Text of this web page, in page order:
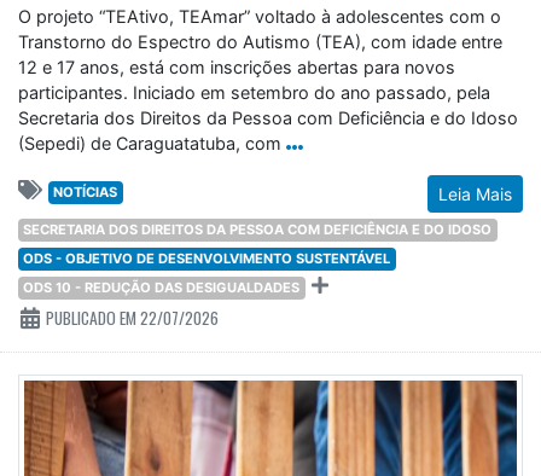
O projeto “TEAtivo, TEAmar” voltado à adolescentes com o
Transtorno do Espectro do Autismo (TEA), com idade entre
12 e 17 anos, está com inscrições abertas para novos
participantes. Iniciado em setembro do ano passado, pela
Secretaria dos Direitos da Pessoa com Deficiência e do Idoso
(Sepedi) de Caraguatatuba, com
Leia Mais
NOTÍCIAS
SECRETARIA DOS DIREITOS DA PESSOA COM DEFICIÊNCIA E DO IDOSO
ODS - OBJETIVO DE DESENVOLVIMENTO SUSTENTÁVEL
ODS 10 - REDUÇÃO DAS DESIGUALDADES
PUBLICADO EM 22/07/2026